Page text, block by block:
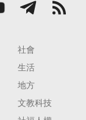
社會
生活
地方
文教科技